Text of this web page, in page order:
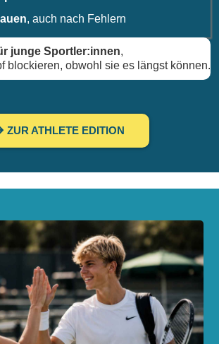
, auch nach Fehlern
junge Sportler:innen,
blockieren, obwohl sie es längst können.
ZUR ATHLETE EDITION